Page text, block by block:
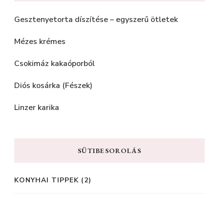
Gesztenyetorta díszítése – egyszerű ötletek
Mézes krémes
Csokimáz kakaóporból
Diós kosárka (Fészek)
Linzer karika
SÜTIBESOROLÁS
KONYHAI TIPPEK (2)